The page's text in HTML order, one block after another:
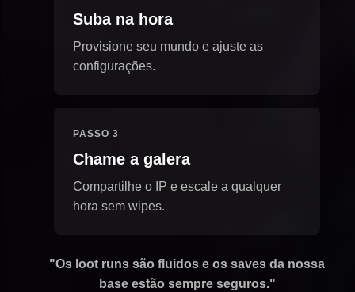
Suba na hora
Provisione seu mundo e ajuste as
configurações.
PASSO 3
Chame a galera
Compartilhe o IP e escale a qualquer
hora sem wipes.
"Os loot runs são fluidos e os saves da nossa
base estão sempre seguros."